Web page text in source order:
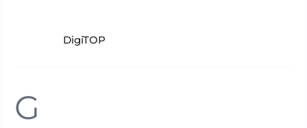
DigiTOP
G